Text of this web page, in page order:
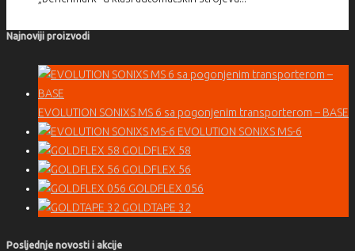
Najnoviji proizvodi
EVOLUTION SONIXS MS 6 sa pogonjenim transporterom – BASE
EVOLUTION SONIXS MS-6
GOLDFLEX 58
GOLDFLEX 56
GOLDFLEX 056
GOLDTAPE 32
Posljednje novosti i akcije